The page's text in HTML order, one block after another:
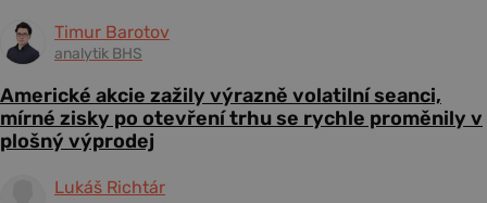
Timur Barotov
analytik BHS
Americké akcie zažily výrazně volatilní seanci,
mírné zisky po otevření trhu se rychle proměnily v
plošný výprodej
Lukáš Richtár